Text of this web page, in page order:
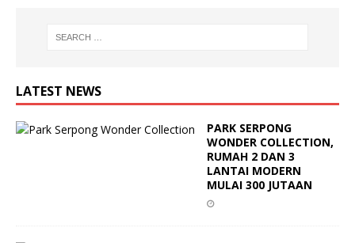
LATEST NEWS
PARK SERPONG
WONDER COLLECTION,
RUMAH 2 DAN 3
LANTAI MODERN
MULAI 300 JUTAAN